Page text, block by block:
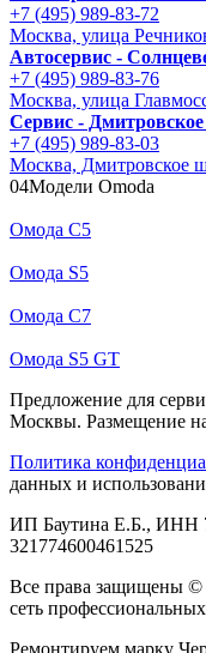
+7 (495) 989-83-72
Москва, улица
Автосервис -
+7 (495) 989-83-76
Москва, улица
Сервис -
+7 (495) 989-83-03
Москва, Дмитровское
04Модели Omoda
Омода С5
Омода S5
Омода С7
Омода S5 GT
Предложение для
Москвы. Размещение
Политика
данных и
ИП Баутина Е.Б., ИНН
321774600461525
Все права защищены
сеть
Ремонтируем марку